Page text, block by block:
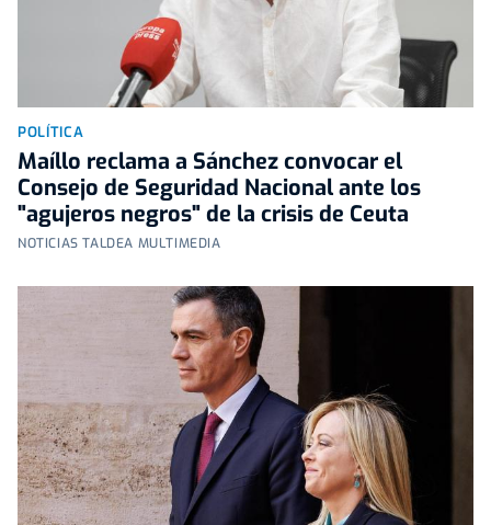
POLÍTICA
Maíllo reclama a Sánchez convocar el
Consejo de Seguridad Nacional ante los
"agujeros negros" de la crisis de Ceuta
NOTICIAS TALDEA MULTIMEDIA